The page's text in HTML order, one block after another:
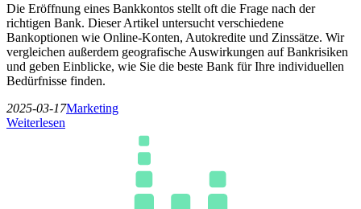
Die Eröffnung eines Bankkontos stellt oft die Frage nach der
richtigen Bank. Dieser Artikel untersucht verschiedene
Bankoptionen wie Online-Konten, Autokredite und Zinssätze. Wir
vergleichen außerdem geografische Auswirkungen auf Bankrisiken
und geben Einblicke, wie Sie die beste Bank für Ihre individuellen
Bedürfnisse finden.
2025-03-17Marketing
Weiterlesen